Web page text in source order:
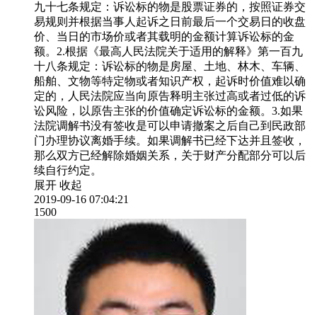
九十七条规定：诉讼标的物是股票证券的，按照证券交
易规则并根据当事人起诉之日前最后一个交易日的收盘
价、当日的市场价或者其载明的金额计算诉讼标的金
额。2.根据《最高人民法院关于适用的解释》第一百九
十八条规定：诉讼标的物是房屋、土地、林木、车辆、
船舶、文物等特定物或者知识产权，起诉时价值难以确
定的，人民法院应当向原告释明主张过高或者过低的诉
讼风险，以原告主张的价值确定诉讼标的金额。3.如果
法院调解书没有签收是可以申请撤案之后自己到民政部
门办理协议离婚手续。如果调解书已经下达并且签收，
那么双方已经解除婚姻关系，关于财产分配部分可以后
续自行约定。
展开 收起
2019-09-16 07:04:21
1500